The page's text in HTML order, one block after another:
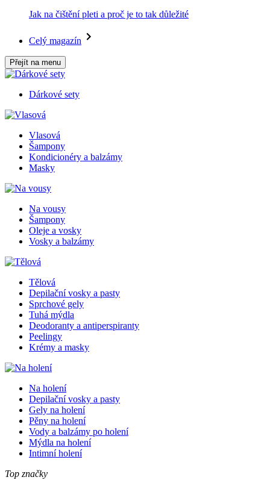
Jak na čištění pleti a proč je to tak důležité
Celý magazín
Přejít na menu
Dárkové sety
Vlasová
Šampony
Kondicionéry a balzámy
Masky
Na vousy
Šampony
Oleje a vosky
Vosky a balzámy
Tělová
Depilační vosky a pasty
Sprchové gely
Tuhá mýdla
Deodoranty a antiperspiranty
Peelingy
Krémy a masky
Na holení
Depilační vosky a pasty
Gely na holení
Pěny na holení
Vody a balzámy po holení
Mýdla na holení
Intimní holení
Top značky